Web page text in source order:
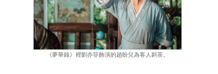
《夢華錄》裡劉亦菲飾演的趙盼兒為客人斟茶。